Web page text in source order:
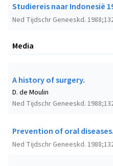
Studiereis naar Indonesië
Ned Tijdschr Geneeskd.
Media
A history of surgery.
Ned Tijdschr Geneeskd.
D. de Moulin
Prevention of oral diseases.
Ned Tijdschr Geneeskd.